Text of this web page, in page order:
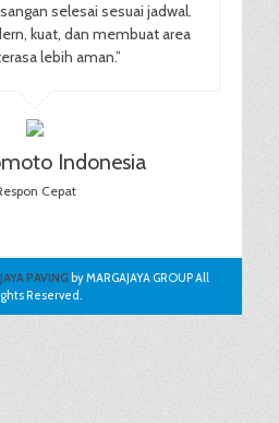
selesai sesuai jadwal.
kuat, dan membuat area
lebih aman.”
Indonesia
Cepat
PAVING by MARGAJAYA GROUP All
Reserved.